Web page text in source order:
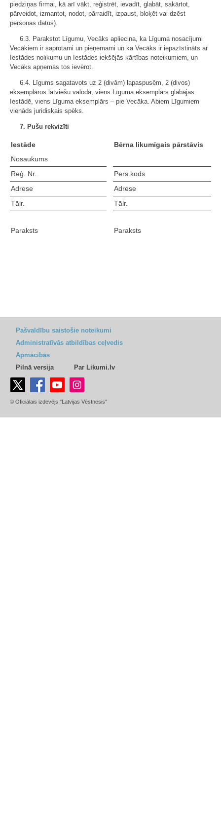
piedziņas firmai, kā arī vākt, reģistrēt, ievadīt, glabāt, sakārtot,
pārveidot, izmantot, nodot, pārraidīt, izpaust, bloķēt vai dzēst
personas datus).
6.3. Parakstot Līgumu, Vecāks apliecina, ka Līguma nosacījumi
Vecākiem ir saprotami un pieņemami un ka Vecāks ir iepazīstināts ar
Iestādes nolikumu un Iestādes iekšējās kārtības noteikumiem, un
Vecāks apņemas tos ievērot.
6.4. Līgums sagatavots uz 2 (divām) lapaspusēm, 2 (divos)
eksemplāros latviešu valodā, viens Līguma eksemplārs glabājas
Iestādē, viens Līguma eksemplārs – pie Vecāka. Abiem Līgumiem
vienāds juridiskais spēks.
7. Pušu rekvizīti
Iestāde
Bērna likumīgais pārstāvis
Nosaukums
Reģ. Nr.
Pers.kods
Adrese
Adrese
Tālr.
Tālr.
Paraksts Paraksts
Pašvaldību saistošie noteikumi
Administratīvās atbildības ceļvedis
Apmācības
Pilnā versija
Par Likumi.lv
© Oficiālais izdevējs "Latvijas Vēstnesis"